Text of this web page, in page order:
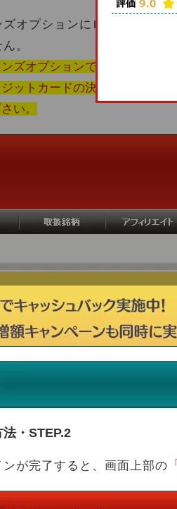
ズオプションにログインを行
。
ズオプションではクレジット
ットカードの決済方法につい
い。
法・STEP.2
ンが完了すると、画面上部の